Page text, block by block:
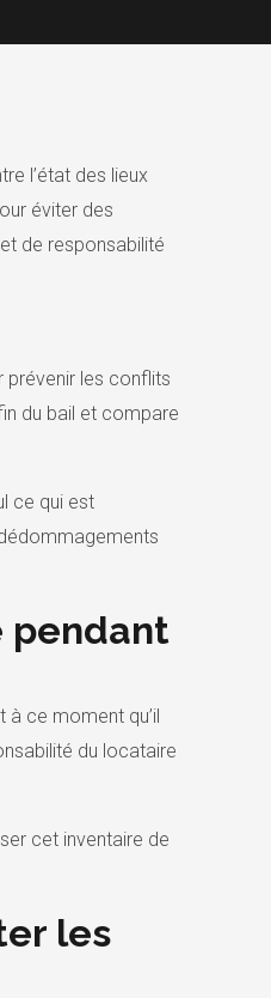
l’état des lieux
éviter des
de responsabilité
prévenir les conflits
du bail et compare
ce qui est
pendant
à ce moment qu’il
du locataire
cet inventaire de
les